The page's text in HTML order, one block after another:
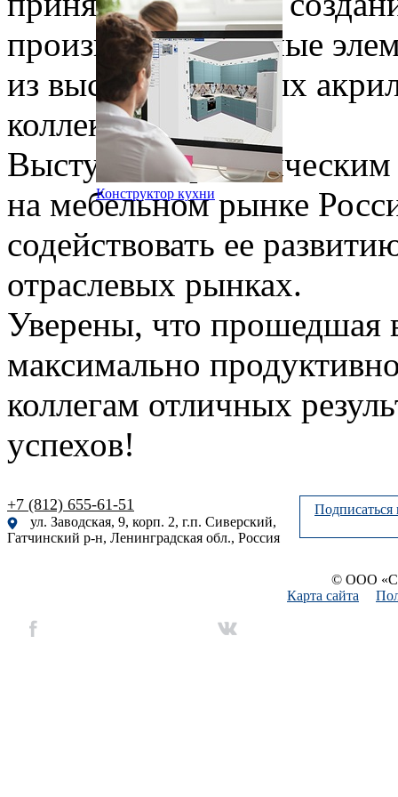
Конструктор кухни
произведя панельные
из высокоглянцевых
коллекции.
Выступая
на мебельном рынке
содействовать ее
отраслевых рынках.
Уверены, что прошедшая
максимально
коллегам отличных
успехов!
+7 (812) 655-61-51
ул. Заводская, 9, корп. 2, г.п. Сиверский,
Гатчинский р-н, Ленинградская обл., Россия
Подписаться
© ООО
Карта сайта